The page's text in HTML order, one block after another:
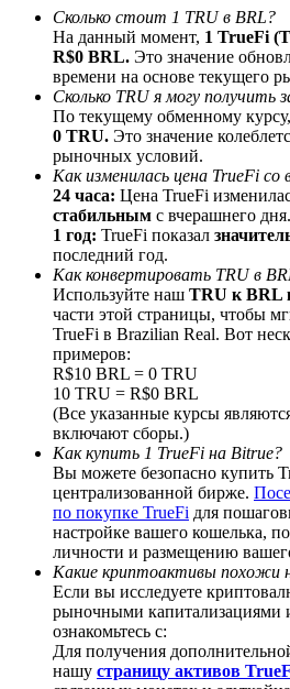
До 65% комиссии!
Реферал
Пригласите друга, чтобы
вознаграждения
Deposit CASHCAT & Win
Deposit CASHCAT & Win
Share 500000 CASHCAT prize
Сколько стоит 1 TRU в BRL?
На данный момент, 1 TrueFi
R$0 BRL. Это значение
времени на основе текущего
Сколько TRU я могу получить
По текущему обменному курсу,
0 TRU. Это значение
рыночных условий.
Как изменилась цена TrueFi со
24 часа: Цена TrueFi
стабильным с вчерашнего дня.
1 год: TrueFi показал
последний год.
Как конвертировать TRU в
Используйте наш TRU к BRL
части этой страницы, чтобы
TrueFi в Brazilian Real. Вот
примеров:
R$10 BRL = 0 TRU
10 TRU = R$0 BRL
(Все указанные курсы
включают сборы.)
Как купить 1 TrueFi на Bitrue?
Вы можете безопасно купить
централизованной бирже.
по покупке TrueFi для
настройке вашего кошелька,
личности и размещению
Какие криптоактивы похожи
Если вы исследуете
рыночными капитализациями
ознакомьтесь с:
Для получения
нашу страницу активов